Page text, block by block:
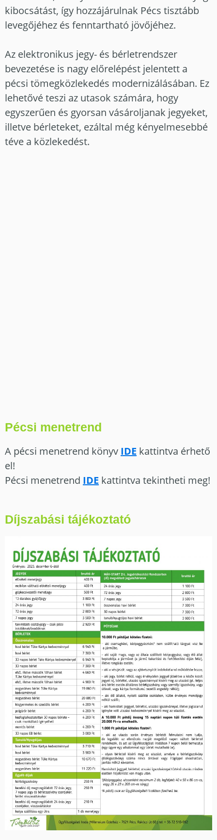
kibocsátást, így hozzájárulnak Pécs tisztább
levegőjéhez és fenntartható jövőjéhez.
Az elektronikus jegy- és bérletrendszer
bevezetése is nagy előrelépést jelentett a
pécsi tömegközlekedés modernizálásában. Ez
lehetővé teszi az utasok számára, hogy
egyszerűen és gyorsan vásároljanak jegyeket,
illetve bérleteket, ezáltal még kényelmesebbé
téve a közlekedést.
Pécsi menetrend
A pécsi menetrend könyv IDE kattintva érhető
el!
Pécsi menetrend IDE kattintva tekintheti meg!
Díjszabási tájékoztató